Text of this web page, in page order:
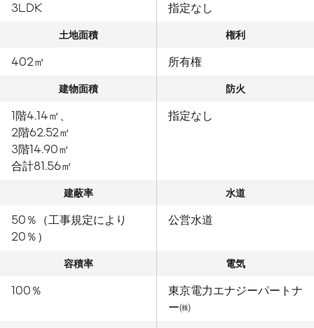
3LDK 指定なし
土地面積
402㎡
権利
所有権
建物面積
1階4.14㎡、
2階62.52㎡
3階14.90㎡
合計81.56㎡
防火
指定なし
建蔽率
50％（工事規定により
20％）
水道
公営水道
容積率
100％
電気
東京電力エナジーパートナ
ー㈱